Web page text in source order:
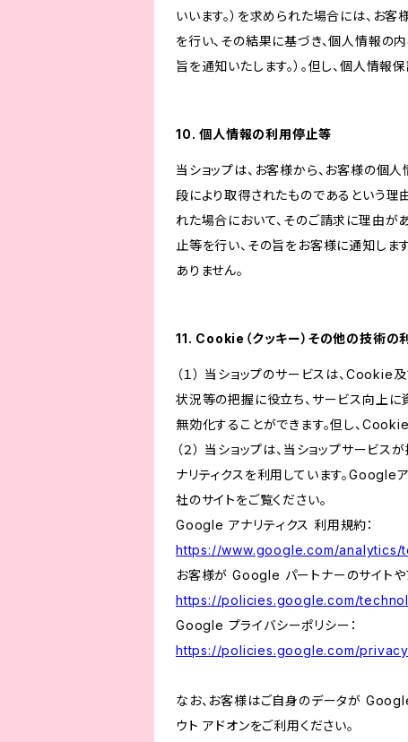
いいます。）を求められた場合には、お
を行い、その結果に基づき、個人情報の
旨を通知いたします。）。但し、個人情
10. 個人情報の利用停止等
当ショップは、お客様から、お客様の個
段により取得されたものであるという理
れた場合において、そのご請求に理由が
止等を行い、その旨をお客様に通知しま
ありません。
11. Cookie（クッキー）その他の技術の
（１） 当ショップのサービスは、Cookie
状況等の把握に役立ち、サービス向上
無効化することができます。但し、
（２） 当ショップは、当ショップサー
ナリティクスを利用しています。Google
社のサイトをご覧ください。
Google アナリティクス 利用規約：
https://www.google.com/analytics/
お客様が Google パートナーのサイト
https://policies.google.com/
Google プライバシーポリシー：
https://policies.google.com/
なお、お客様はご自身のデータが
ウト アドオンをご利用ください。